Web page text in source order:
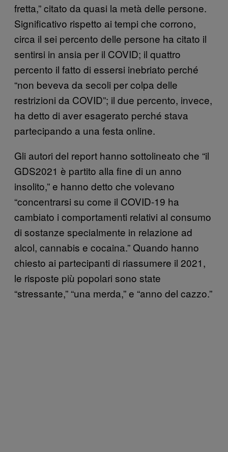
fretta,” citato da quasi la metà delle persone.
Significativo rispetto ai tempi che corrono,
circa il sei percento delle persone ha citato il
sentirsi in ansia per il COVID; il quattro
percento il fatto di essersi inebriato perché
“non beveva da secoli per colpa delle
restrizioni da COVID”; il due percento, invece,
ha detto di aver esagerato perché stava
partecipando a una festa online.
Gli autori del report hanno sottolineato che “il
GDS2021 è partito alla fine di un anno
insolito,” e hanno detto che volevano
“concentrarsi su come il COVID-19 ha
cambiato i comportamenti relativi al consumo
di sostanze specialmente in relazione ad
alcol, cannabis e cocaina.” Quando hanno
chiesto ai partecipanti di riassumere il 2021,
le risposte più popolari sono state
“stressante,” “una merda,” e “anno del cazzo.”